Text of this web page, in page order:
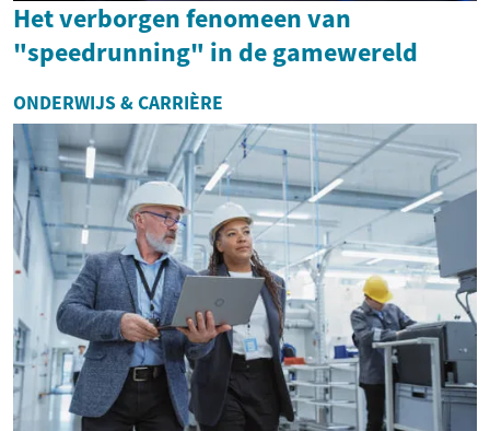
Het verborgen fenomeen van
"speedrunning" in de gamewereld
ONDERWIJS & CARRIÈRE